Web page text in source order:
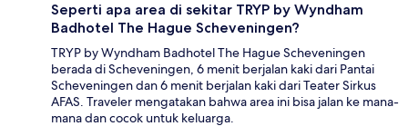
Seperti apa area di sekitar TRYP by Wyndham
Badhotel The Hague Scheveningen?
TRYP by Wyndham Badhotel The Hague Scheveningen
berada di Scheveningen, 6 menit berjalan kaki dari Pantai
Scheveningen dan 6 menit berjalan kaki dari Teater Sirkus
AFAS. Traveler mengatakan bahwa area ini bisa jalan ke mana-
mana dan cocok untuk keluarga.